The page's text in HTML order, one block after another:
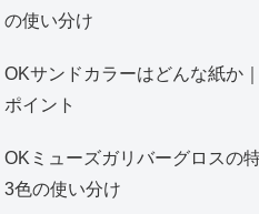
の使い分け
OKサンドカラーはどんな紙か
ポイント
OKミューズガリバーグロスの
3色の使い分け